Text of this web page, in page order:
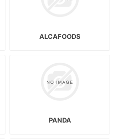
ALCAFOODS
PANDA